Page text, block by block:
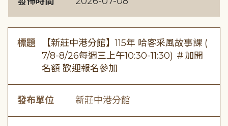
標題
【新莊中港分館】115年 哈客采風故事課 (
7/8-8/26每週三上午10:30-11:30) ＃加開
名額 歡迎報名參加
發布單位 新莊中港分館